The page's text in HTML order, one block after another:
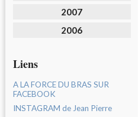
2007
2006
Liens
A LA FORCE DU BRAS SUR
FACEBOOK
INSTAGRAM de Jean Pierre